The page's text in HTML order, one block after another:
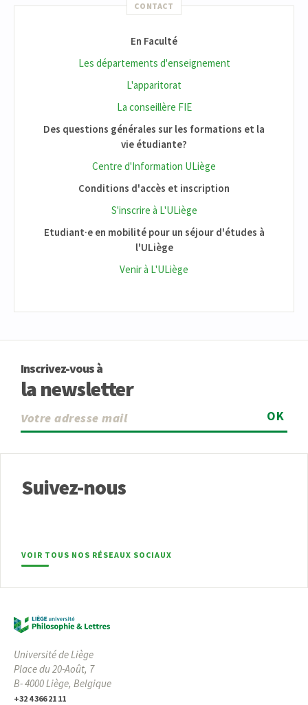
CONTACT
En Faculté
Les départements d'enseignement
L'apparitorat
La conseillère FIE
Des questions générales sur les formations et la
vie étudiante?
Centre d'Information ULiège
Conditions d'accès et inscription
S'inscrire à L'ULiège
Etudiant·e en mobilité pour un séjour d'études à
l'ULiège
Venir à L'ULiège
Inscrivez-vous à
la newsletter
OK
Suivez-nous
VOIR TOUS NOS RÉSEAUX SOCIAUX
Université de Liège
Place du 20-Août, 7
B- 4000 Liège, Belgique
+32 4 366 21 11